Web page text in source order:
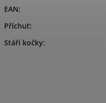
EAN:
Příchuť:
Stáří kočky: